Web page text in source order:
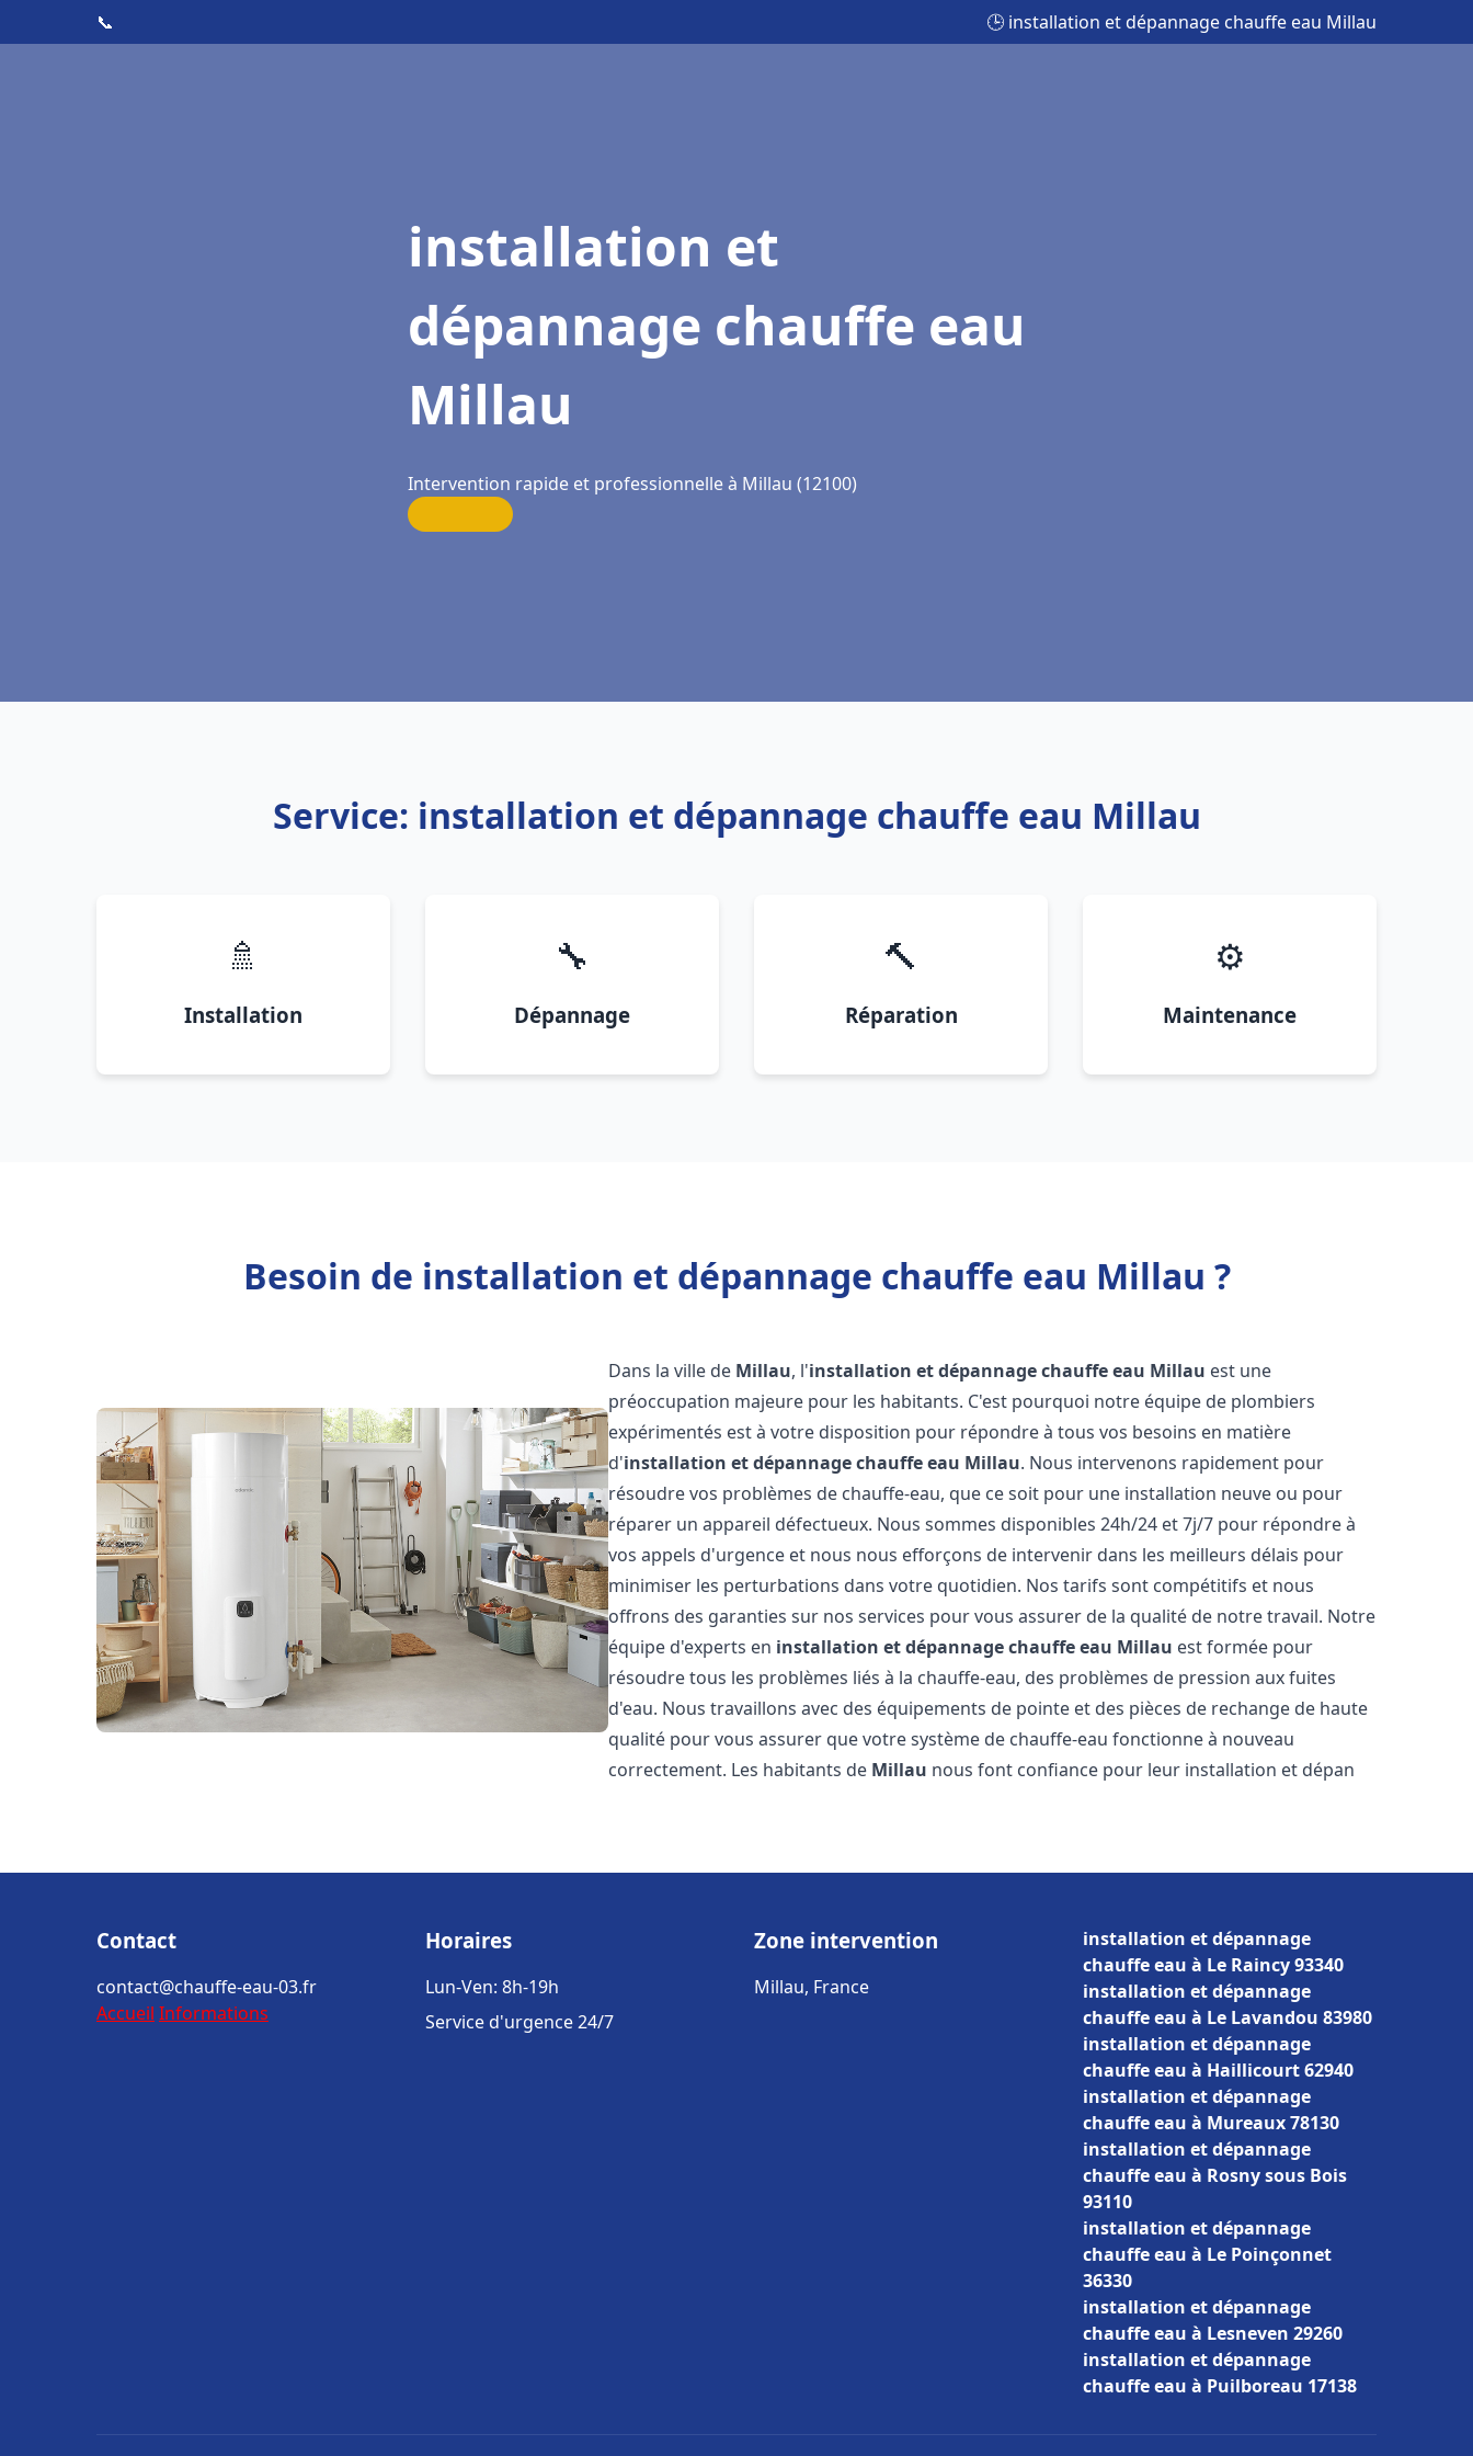
📞 🕒 installation et dépannage chauffe eau Millau
installation et
dépannage chauffe eau
Millau
Intervention rapide et professionnelle à Millau (12100)
Service: installation et dépannage chauffe eau Millau
🚿
Installation
🔧
Dépannage
🔨
Réparation
⚙️
Maintenance
Besoin de installation et dépannage chauffe eau Millau ?
Dans la ville de Millau, l'installation et dépannage chauffe eau Millau est une
préoccupation majeure pour les habitants. C'est pourquoi notre équipe de plombiers
expérimentés est à votre disposition pour répondre à tous vos besoins en matière
d'installation et dépannage chauffe eau Millau. Nous intervenons rapidement pour
résoudre vos problèmes de chauffe-eau, que ce soit pour une installation neuve ou pour
réparer un appareil défectueux. Nous sommes disponibles 24h/24 et 7j/7 pour répondre à
vos appels d'urgence et nous nous efforçons de intervenir dans les meilleurs délais pour
minimiser les perturbations dans votre quotidien. Nos tarifs sont compétitifs et nous
offrons des garanties sur nos services pour vous assurer de la qualité de notre travail. Notre
équipe d'experts en installation et dépannage chauffe eau Millau est formée pour
résoudre tous les problèmes liés à la chauffe-eau, des problèmes de pression aux fuites
d'eau. Nous travaillons avec des équipements de pointe et des pièces de rechange de haute
qualité pour vous assurer que votre système de chauffe-eau fonctionne à nouveau
correctement. Les habitants de Millau nous font confiance pour leur installation et dépan
Contact
contact@chauffe-eau-03.fr
Accueil Informations
Horaires
Lun-Ven: 8h-19h
Service d'urgence 24/7
Zone intervention
Millau, France
installation et dépannage
chauffe eau à Le Raincy 93340
installation et dépannage
chauffe eau à Le Lavandou 83980
installation et dépannage
chauffe eau à Haillicourt 62940
installation et dépannage
chauffe eau à Mureaux 78130
installation et dépannage
chauffe eau à Rosny sous Bois
93110
installation et dépannage
chauffe eau à Le Poinçonnet
36330
installation et dépannage
chauffe eau à Lesneven 29260
installation et dépannage
chauffe eau à Puilboreau 17138